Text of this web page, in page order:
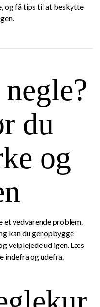
og få tips til at beskytte
du
og
et vedvarende problem.
kan du genopbygge
velplejede ud igen. Læs
indefra og udefra.